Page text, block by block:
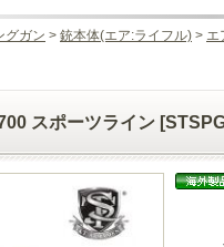
グガン > 銃本体(エア:ライフル) > エ
スポーツライン